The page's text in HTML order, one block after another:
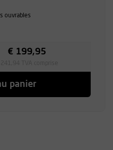
ouvrables
€ 199,95
panier